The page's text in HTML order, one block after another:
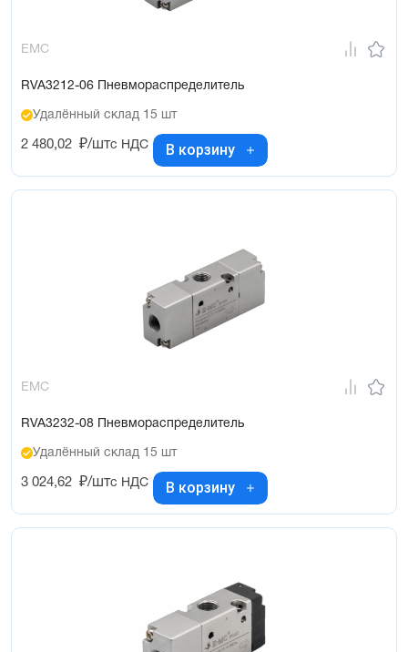
EMC
RVA3212-06 Пневмораспределитель
Удалённый склад 15 шт
2 480,02 ₽/штс НДС В корзину
EMC
RVA3232-08 Пневмораспределитель
Удалённый склад 15 шт
3 024,62 ₽/штс НДС В корзину